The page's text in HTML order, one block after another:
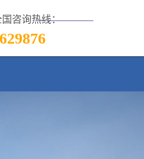
国咨询热线：